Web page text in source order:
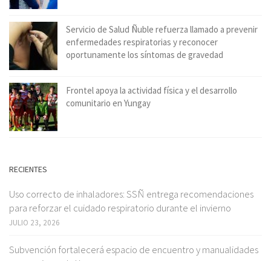
Servicio de Salud Ñuble refuerza llamado a prevenir
enfermedades respiratorias y reconocer
oportunamente los síntomas de gravedad
Frontel apoya la actividad física y el desarrollo
comunitario en Yungay
RECIENTES
Uso correcto de inhaladores: SSÑ entrega recomendaciones
para reforzar el cuidado respiratorio durante el invierno
JULIO 23, 2026
Subvención fortalecerá espacio de encuentro y manualidades